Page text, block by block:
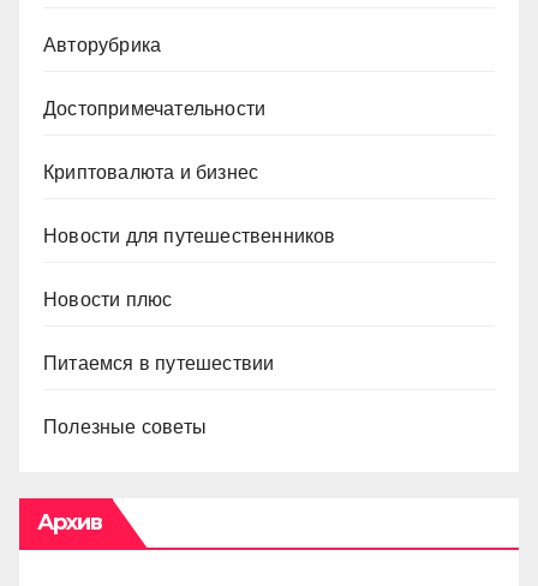
Авторубрика
Достопримечательности
Криптовалюта и бизнес
Новости для путешественников
Новости плюс
Питаемся в путешествии
Полезные советы
Архив